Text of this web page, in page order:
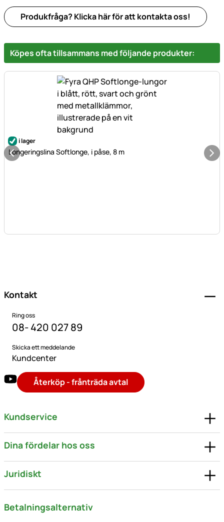
Produkfråga? Klicka här för att kontakta oss!
Köpes ofta tillsammans med följande produkter:
i lager
Longeringslina Softlonge, i påse, 8 m
Kontakt
Ring oss
08- 420 027 89
Skicka ett meddelande
Kundcenter
Återköp - frånträda avtal
Kundservice
Dina fördelar hos oss
Juridiskt
Betalningsalternativ